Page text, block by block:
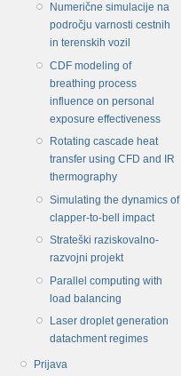
Numerične simulacije na
področju varnosti cestnih
in terenskih vozil
CDF modeling of
breathing process
influence on personal
exposure effectiveness
Rotating cascade heat
transfer using CFD and IR
thermography
Simulating the dynamics of
clapper-to-bell impact
Strateški raziskovalno-
razvojni projekt
Parallel computing with
load balancing
Laser droplet generation
datachment regimes
Prijava